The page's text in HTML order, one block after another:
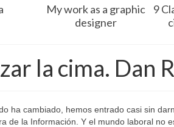
My work as a graphic
designer
9
la cima. Dan
ha cambiado, hemos entrado casi sin
de la Información. Y el mundo laboral no